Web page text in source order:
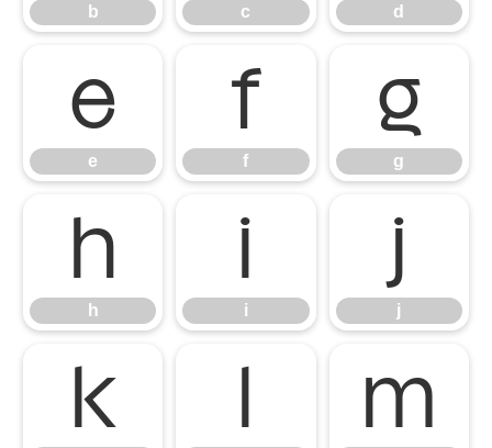
b c d
e
e
f
f
g
g
h
h
i
i
j
j
k l m